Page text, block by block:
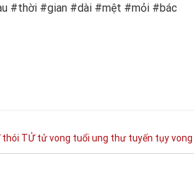
#thời #gian #dài #mệt #mỏi #bác
thói TỬ tử vong tuổi ung thư tuyến tụyvong